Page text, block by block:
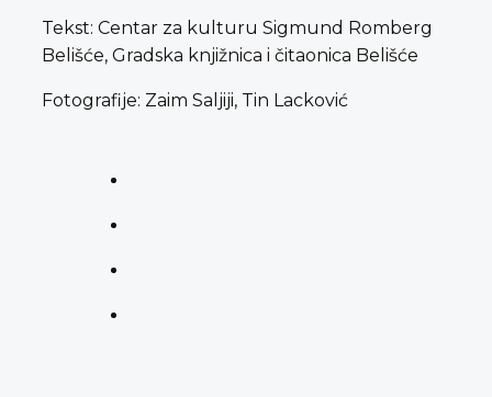
Tekst: Centar za kulturu Sigmund Romberg
Belišće, Gradska knjižnica i čitaonica Belišće
Fotografije: Zaim Saljiji, Tin Lacković